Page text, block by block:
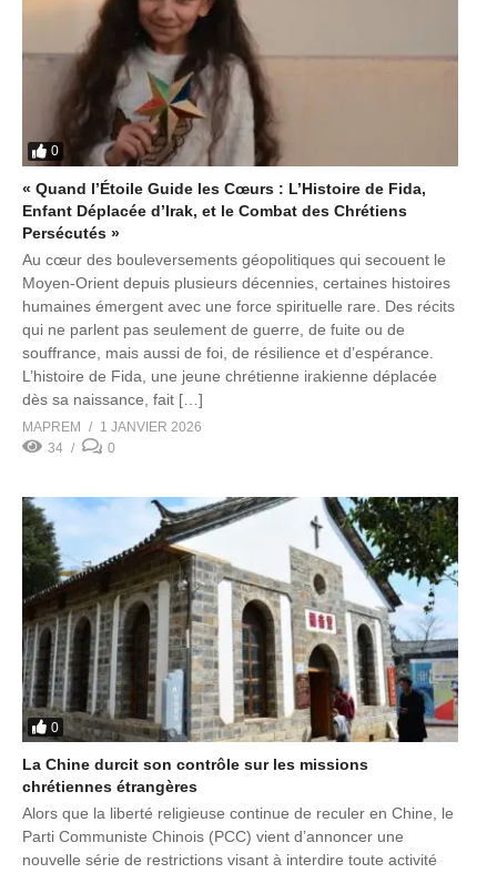
0
« Quand l’Étoile Guide les Cœurs : L’Histoire de Fida,
Enfant Déplacée d’Irak, et le Combat des Chrétiens
Persécutés »
Au cœur des bouleversements géopolitiques qui secouent le
Moyen-Orient depuis plusieurs décennies, certaines histoires
humaines émergent avec une force spirituelle rare. Des récits
qui ne parlent pas seulement de guerre, de fuite ou de
souffrance, mais aussi de foi, de résilience et d’espérance.
L’histoire de Fida, une jeune chrétienne irakienne déplacée
dès sa naissance, fait […]
MAPREM
1 JANVIER 2026
34
0
0
La Chine durcit son contrôle sur les missions
chrétiennes étrangères
Alors que la liberté religieuse continue de reculer en Chine, le
Parti Communiste Chinois (PCC) vient d’annoncer une
nouvelle série de restrictions visant à interdire toute activité